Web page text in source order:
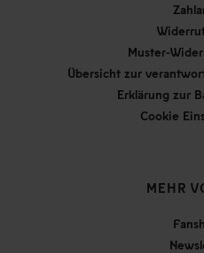
Muster-
Übersicht zur
Erklärung zur
Cookie
MEHR